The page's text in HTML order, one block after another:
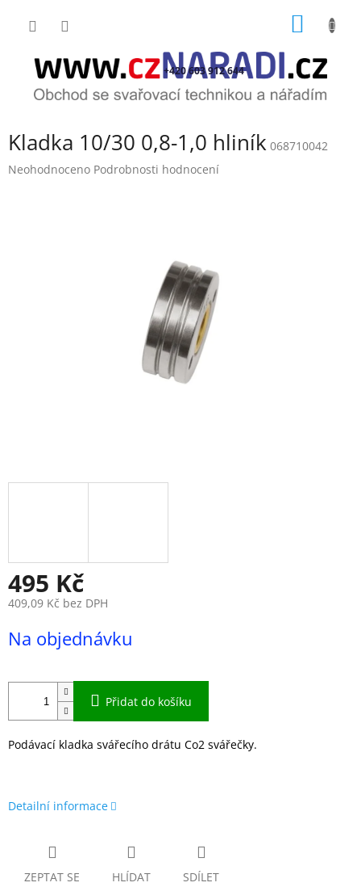
+420 603 912 644
Kladka 10/30 0,8-1,0 hliník 068710042
Průměrné
Neohodnoceno Podrobnosti hodnocení
495 Kč
409,09 Kč bez DPH
cena:
Na objednávku
Přidat do košíku
Podávací kladka svářecího drátu Co2 svářečky.
Detailní informace
ZEPTAT SE HLÍDAT SDÍLET